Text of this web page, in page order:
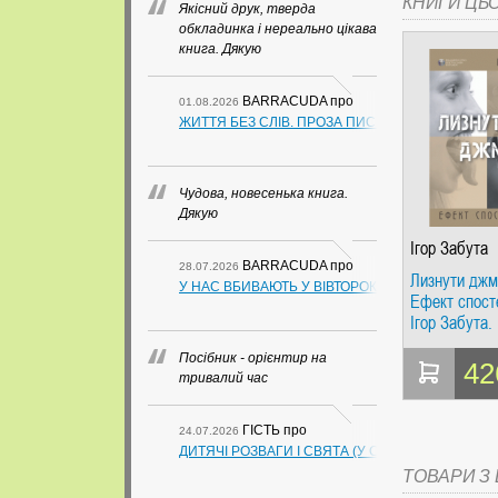
Якісний друк, тверда
обкладинка і нереально цікава
книга. Дякую
01.08.2026 BARRACUDAпро
ЖИТТЯ БЕЗ СЛІВ. ПРОЗА ПИСЬМЕННИКІВ ІЗ
Чудова, новесенька книга.
Дякую
28.07.2026 BARRACUDAпро
У НАС ВБИВАЮТЬ У ВІВТОРОК. СЛАПОВСЬКИЙ
Посібник - орієнтир на
тривалий час
24.07.2026 ГІСТЬ про
ДИТЯЧІ РОЗВАГИ І СВЯТА (У СХЕМАХ,
Ігор Забута
Лизнути
Ефект
Ігор Забута.
Видавництво
ТОВАРИ З